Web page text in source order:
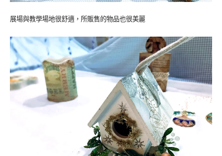
展場與教學場地很舒適，所販售的物品也很美麗